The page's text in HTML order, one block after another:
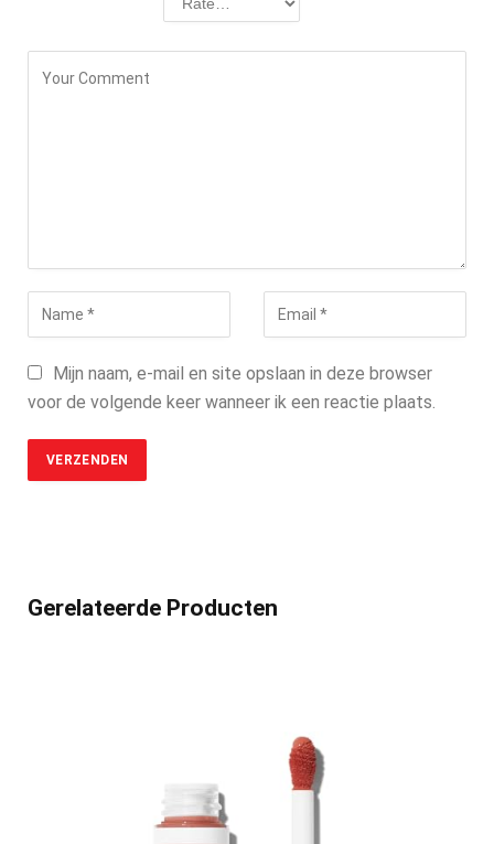
Mijn naam, e-mail en site opslaan in deze browser
voor de volgende keer wanneer ik een reactie plaats.
Gerelateerde Producten